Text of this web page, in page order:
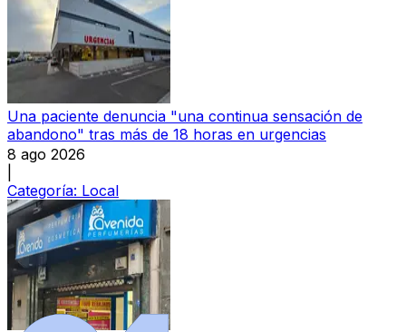
Una paciente denuncia "una continua sensación de
abandono" tras más de 18 horas en urgencias
8 ago 2026
Categoría: Local